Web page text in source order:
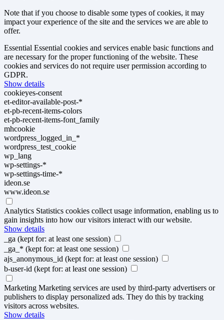
Note that if you choose to disable some types of cookies, it may
impact your experience of the site and the services we are able to
offer.
Essential Essential cookies and services enable basic functions and
are necessary for the proper functioning of the website. These
cookies and services do not require user permission according to
GDPR.
Show details
cookieyes-consent
et-editor-available-post-*
et-pb-recent-items-colors
et-pb-recent-items-font_family
mhcookie
wordpress_logged_in_*
wordpress_test_cookie
wp_lang
wp-settings-*
wp-settings-time-*
ideon.se
www.ideon.se
Analytics Statistics cookies collect usage information, enabling us to
gain insights into how our visitors interact with our website.
Show details
_ga (kept for: at least one session)
_ga_* (kept for: at least one session)
ajs_anonymous_id (kept for: at least one session)
b-user-id (kept for: at least one session)
Marketing Marketing services are used by third-party advertisers or
publishers to display personalized ads. They do this by tracking
visitors across websites.
Show details